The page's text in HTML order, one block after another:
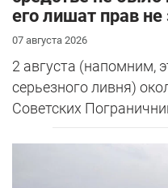
его лишат прав не
07 августа 2026
2 августа (напомним,
серьезного ливня)
Советских